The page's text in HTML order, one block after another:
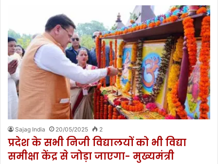
Sajag India 20/05/2025 2
प्रदेश के सभी निजी विद्यालयों को भी विद्या
समीक्षा केंद्र से जोड़ा जाएगा- मुख्यमंत्री